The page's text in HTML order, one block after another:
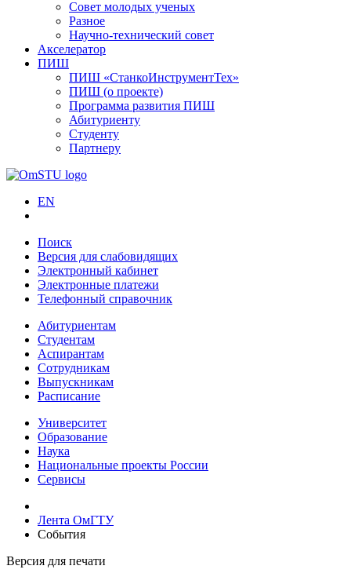
Совет молодых ученых
Разное
Научно-технический совет
Акселератор
ПИШ
ПИШ «СтанкоИнструментТех»
ПИШ (о проекте)
Программа развития ПИШ
Абитуриенту
Студенту
Партнеру
EN
Поиск
Версия для слабовидящих
Электронный кабинет
Электронные платежи
Телефонный справочник
Абитуриентам
Студентам
Аспирантам
Сотрудникам
Выпускникам
Расписание
Университет
Образование
Наука
Национальные проекты России
Сервисы
Лента ОмГТУ
События
Версия для печати